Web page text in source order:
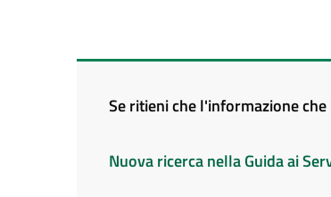
Se ritieni che l'informazione
Nuova ricerca nella Guida ai